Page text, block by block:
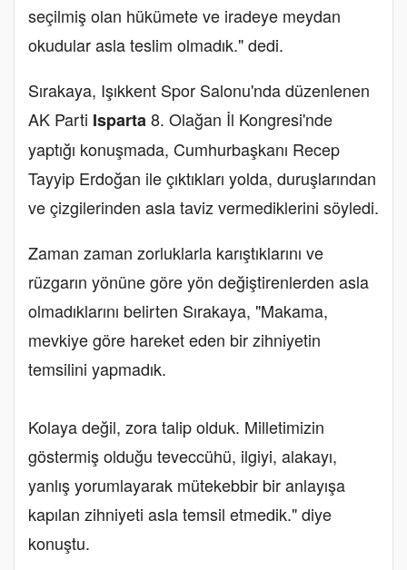
seçilmiş olan hükümete ve iradeye meydan
okudular asla teslim olmadık." dedi.
Sırakaya, Işıkkent Spor Salonu'nda düzenlenen
AK Parti Isparta8. Olağan İl Kongresi'nde
yaptığı konuşmada, Cumhurbaşkanı Recep
Tayyip Erdoğan ile çıktıkları yolda, duruşlarından
ve çizgilerinden asla taviz vermediklerini söyledi.
Zaman zaman zorluklarla karıştıklarını ve
rüzgarın yönüne göre yön değiştirenlerden asla
olmadıklarını belirten Sırakaya, "Makama,
mevkiye göre hareket eden bir zihniyetin
temsilini yapmadık.
Kolaya değil, zora talip olduk. Milletimizin
göstermiş olduğu teveccühü, ilgiyi, alakayı,
yanlış yorumlayarak mütekebbir bir anlayışa
kapılan zihniyeti asla temsil etmedik." diye
konuştu.